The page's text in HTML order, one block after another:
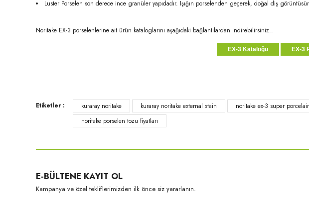
Luster Porselen son derece ince granüler yapıdadır. Işığın porselenden geçerek, doğal diş
Noritake EX-3 porselenlerine ait ürün kataloglarını aşağıdaki bağlantılardan indirebilirsiniz..
EX-3 Kataloğu EX-3
Bu
Bu ürünün fiyat bilgisi, resim, ürün açıklamalarında ve diğer konularda yetersiz gördüğünüz
Görüş ve önerileriniz için teşekkür ederiz.
Ürün fiyatı diğer sitelerden daha pahalı.
Bu ürüne benzer farklı alternatifler olmalı.
Etiketler : kuraray noritake kuraray noritake external stain noritake ex-3 super
noritake porselen tozu fiyatları
E-BÜLTENE KAYIT OL
Kampanya ve özel tekliflerimizden ilk önce siz yararlanın.